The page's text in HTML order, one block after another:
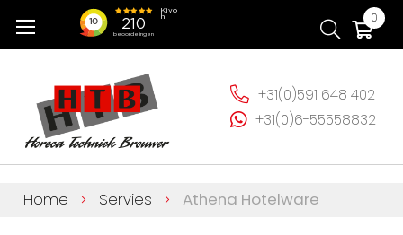
naar
0
+31(0)591 648 402
+31(0)6-55558832
Home Servies Athena Hotelware